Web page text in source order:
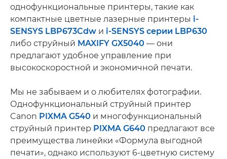
однофункциональные принтеры, такие как
компактные цветные лазерные принтеры i-
SENSYS LBP673Cdw и i-SENSYS серии LBP630
либо струйный MAXIFY GX5040 — они
предлагают удобное управление при
высокоскоростной и экономичной печати.
Мы не забываем и о любителях фотографии.
Однофункциональный струйный принтер
Canon PIXMA G540 и многофункциональный
струйный принтер PIXMA G640 предлагают все
преимущества линейки «Формула выгодной
печати», однако используют 6-цветную систему